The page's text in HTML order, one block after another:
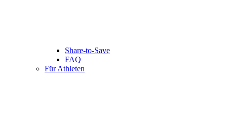
Share-to-Save
FAQ
Für Athleten